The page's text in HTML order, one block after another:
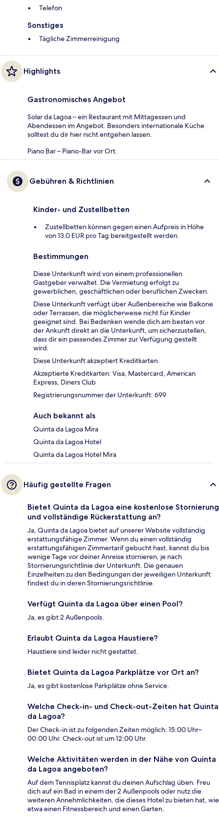
Telefon
Sonstiges
Tägliche Zimmerreinigung
Highlights
Gastronomisches Angebot
Solar da Lagoa – ein Restaurant mit Mittagessen und
Abendessen im Angebot. Besonders internationale Küche
solltest du dir hier nicht entgehen lassen.
Piano Bar – Piano-Bar vor Ort.
Gebühren & Richtlinien
Kinder- und Zustellbetten
Zustellbetten können gegen einen Aufpreis in Höhe
von 13.0 EUR pro Tag bereitgestellt werden.
Bestimmungen
Diese Unterkunft wird von einem professionellen
Gastgeber verwaltet. Die Vermietung erfolgt zu
gewerblichen, geschäftlichen oder beruflichen Zwecken.
Diese Unterkunft verfügt über Außenbereiche wie Balkone
oder Terrassen, die möglicherweise nicht für Kinder
geeignet sind. Bei Bedenken wende dich am besten vor
der Ankunft direkt an die Unterkunft, um sicherzustellen,
dass dir ein passendes Zimmer zur Verfügung gestellt
wird.
Diese Unterkunft akzeptiert Kreditkarten.
Akzeptierte Kreditkarten: Visa, Mastercard, American
Express, Diners Club
Registrierungsnummer der Unterkunft: 699
Auch bekannt als
Quinta da Lagoa Mira
Quinta da Lagoa Hotel
Quinta da Lagoa Hotel Mira
Häufig gestellte Fragen
Bietet Quinta da Lagoa eine kostenlose Stornierung
und vollständige Rückerstattung an?
Ja, Quinta da Lagoa bietet auf unserer Website vollständig
erstattungsfähige Zimmer. Wenn du einen vollständig
erstattungsfähigen Zimmertarif gebucht hast, kannst du bis
wenige Tage vor deiner Anreise stornieren, je nach
Stornierungsrichtlinie der Unterkunft. Die genauen
Einzelheiten zu den Bedingungen der jeweiligen Unterkunft
findest du in deren Stornierungsrichtlinie.
Verfügt Quinta da Lagoa über einen Pool?
Ja, es gibt 2 Außenpools.
Erlaubt Quinta da Lagoa Haustiere?
Haustiere sind leider nicht gestattet.
Bietet Quinta da Lagoa Parkplätze vor Ort an?
Ja, es gibt kostenlose Parkplätze ohne Service.
Welche Check-in- und Check-out-Zeiten hat Quinta
da Lagoa?
Der Check-in ist zu folgenden Zeiten möglich: 15:00 Uhr–
00:00 Uhr. Check-out ist um 12:00 Uhr.
Welche Aktivitäten werden in der Nähe von Quinta
da Lagoa angeboten?
Auf dem Tennisplatz kannst du deinen Aufschlag üben. Freu
dich auf ein Bad in einem der 2 Außenpools oder nutz die
weiteren Annehmlichkeiten, die dieses Hotel zu bieten hat, wie
etwa einen Fitnessbereich und einen Garten.